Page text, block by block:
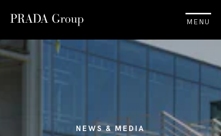
MENU
NEWS & MEDIA